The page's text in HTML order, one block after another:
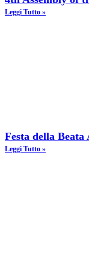
Leggi Tutto »
Festa della
Leggi Tutto »